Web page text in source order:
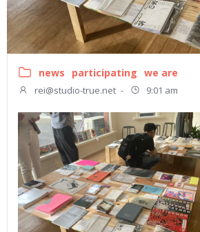
news participating we are
rei@studio-true.net - 9:01 am